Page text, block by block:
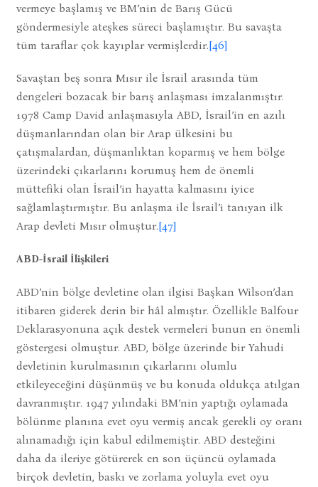
vermeye başlamış ve BM’nin de Barış Gücü
göndermesiyle ateşkes süreci başlamıştır. Bu savaşta
tüm taraflar çok kayıplar vermişlerdir.[46]
Savaştan beş sonra Mısır ile İsrail arasında tüm
dengeleri bozacak bir barış anlaşması imzalanmıştır.
1978 Camp David anlaşmasıyla ABD, İsrail’in en azılı
düşmanlarından olan bir Arap ülkesini bu
çatışmalardan, düşmanlıktan koparmış ve hem bölge
üzerindeki çıkarlarını korumuş hem de önemli
müttefiki olan İsrail’in hayatta kalmasını iyice
sağlamlaştırmıştır. Bu anlaşma ile İsrail’i tanıyan ilk
Arap devleti Mısır olmuştur.[47]
ABD-İsrail İlişkileri
ABD’nin bölge devletine olan ilgisi Başkan Wilson’dan
itibaren giderek derin bir hâl almıştır. Özellikle Balfour
Deklarasyonuna açık destek vermeleri bunun en önemli
göstergesi olmuştur. ABD, bölge üzerinde bir Yahudi
devletinin kurulmasının çıkarlarını olumlu
etkileyeceğini düşünmüş ve bu konuda oldukça atılgan
davranmıştır. 1947 yılındaki BM’nin yaptığı oylamada
bölünme planına evet oyu vermiş ancak gerekli oy oranı
alınamadığı için kabul edilmemiştir. ABD desteğini
daha da ileriye götürerek en son üçüncü oylamada
birçok devletin, baskı ve zorlama yoluyla evet oyu